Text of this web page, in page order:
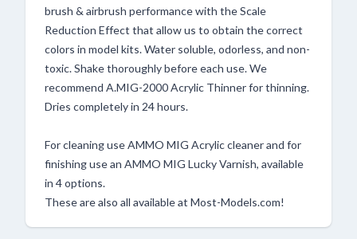
brush & airbrush performance with the Scale
Reduction Effect that allow us to obtain the correct
colors in model kits. Water soluble, odorless, and non-
toxic. Shake thoroughly before each use. We
recommend A.MIG-2000 Acrylic Thinner for thinning.
Dries completely in 24 hours.
For cleaning use AMMO MIG Acrylic cleaner and for
finishing use an AMMO MIG Lucky Varnish, available
in 4 options.
These are also all available at Most-Models.com!